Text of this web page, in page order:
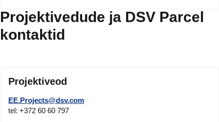
Projektivedude ja DSV Parcel
kontaktid
Projektiveod
EE.Projects@dsv.com
tel: +372 60 60 797